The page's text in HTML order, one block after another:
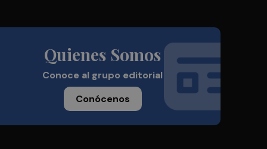
Quienes Somos
Conoce al grupo editorial
Conócenos